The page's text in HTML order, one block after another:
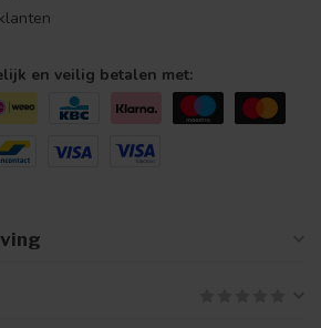
en veilig betalen met: